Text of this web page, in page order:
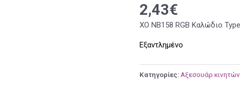
2,43€
XO NB158 RGB Καλώδιο
Εξαντλημένο
Κατηγορίες: Αξεσουάρ κινητών